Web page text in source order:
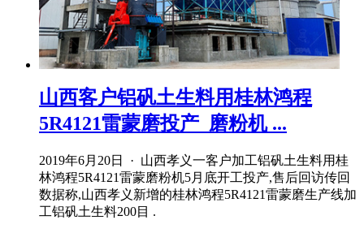
山西客户铝矾土生料用桂林鸿程
5R4121雷蒙磨投产_磨粉机 ...
2019年6月20日 · 山西孝义一客户加工铝矾土生料用桂
林鸿程5R4121雷蒙磨粉机5月底开工投产,售后回访传回
数据称,山西孝义新增的桂林鸿程5R4121雷蒙磨生产线加
工铝矾土生料200目 .